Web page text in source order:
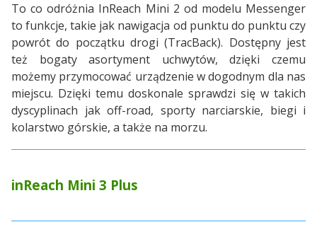
To co odróżnia InReach Mini 2 od modelu Messenger
to funkcje, takie jak nawigacja od punktu do punktu czy
powrót do początku drogi (TracBack). Dostępny jest
też bogaty asortyment uchwytów, dzięki czemu
możemy przymocować urządzenie w dogodnym dla nas
miejscu. Dzięki temu doskonale sprawdzi się w takich
dyscyplinach jak off-road, sporty narciarskie, biegi i
kolarstwo górskie, a także na morzu.
inReach Mini 3 Plus